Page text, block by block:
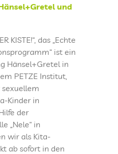
und
KISTE!“, das „Echte
ist ein
Hänsel+Gretel in
PETZE Institut,
Kinder in
der
„Nele“ in
wir als Kita-
ab sofort in den